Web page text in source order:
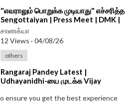
ensure you get the best experience
⁣"எவராலும் பொறுக்க முடியாது" எச்சரித்த
Sengottaiyan | Press Meet | DMK |
TVK | CM Vijay | Udhayanidhi
சாணக்யா
12 Views · 04/08/26
others
⁣Rangaraj Pandey Latest |
Udhayanidhi-யை முடக்க Vijay
| TN Govt
14 Views·04/08/26